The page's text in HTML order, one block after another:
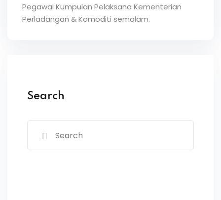
Pegawai Kumpulan Pelaksana Kementerian
Perladangan & Komoditi semalam.
Search